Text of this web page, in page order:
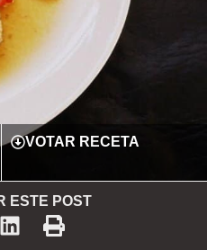
VOTAR RECETA
ESTE POST